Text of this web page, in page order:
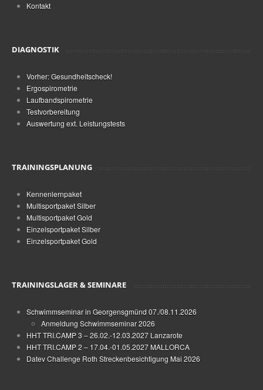
Kontakt
DIAGNOSTIK
Vorher: Gesundheitscheck!
Ergospirometrie
Laufbandspirometrie
Testvorbereitung
Auswertung ext. Leistungstests
TRAININGSPLANUNG
Kennenlernpaket
Multisportpaket Silber
Multisportpaket Gold
Einzelsportpaket Silber
Einzelsportpaket Gold
TRAININGSLAGER & SEMINARE
Schwimmseminar in Georgensgmünd 07./08.11.2026
Anmeldung Schwimmseminar 2026
HHT TRI.CAMP 3 – 26.02.-12.03.2027 Lanzarote
HHT TRI.CAMP 2 – 17.04.-01.05.2027 MALLORCA
Datev Challenge Roth Streckenbesichtigung Mai 2026